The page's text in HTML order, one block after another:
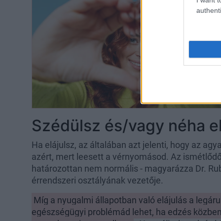
Szédülsz és/vagy néha
Ha elájulsz, az általában azt jelenti, hogy az
azért, mert leesett a vérnyomásod. Az
határozottan nem normális - magyarázza Dr.
érrendszeri osztályának vezetője.
Míg a nyugalmi állapotban való elájulás a
egészségügyi problémád lehet, ha edzés